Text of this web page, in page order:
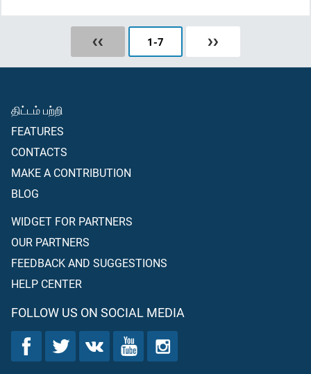
❮❮ 1-7 ❯❯
திட்டம் பற்றி
FEATURES
CONTACTS
MAKE A CONTRIBUTION
BLOG
WIDGET FOR PARTNERS
OUR PARTNERS
FEEDBACK AND SUGGESTIONS
HELP CENTER
FOLLOW US ON SOCIAL MEDIA